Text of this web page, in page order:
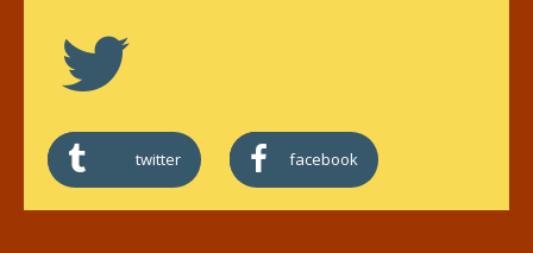
twitter facebook